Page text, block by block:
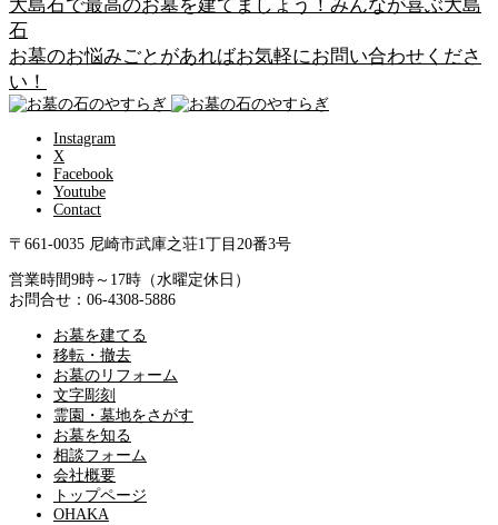
大島石で最高のお墓を建てましょう！みんなが喜ぶ大島
石
お墓のお悩みごとがあればお気軽にお問い合わせくださ
い！
Instagram
X
Facebook
Youtube
Contact
〒661-0035 尼崎市武庫之荘1丁目20番3号
営業時間9時～17時（水曜定休日）
お問合せ：06-4308-5886
お墓を建てる
移転・撤去
お墓のリフォーム
文字彫刻
霊園・墓地をさがす
お墓を知る
相談フォーム
会社概要
トップページ
OHAKA